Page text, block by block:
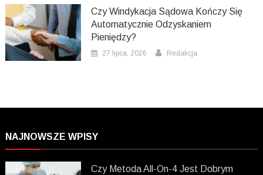
Czy Windykacja Sądowa Kończy Się
Automatycznie Odzyskaniem
Pieniędzy?
27 lipca, 2026 Redakcja
NAJNOWSZE WPISY
Czy Metoda All-On-4 Jest Dobrym